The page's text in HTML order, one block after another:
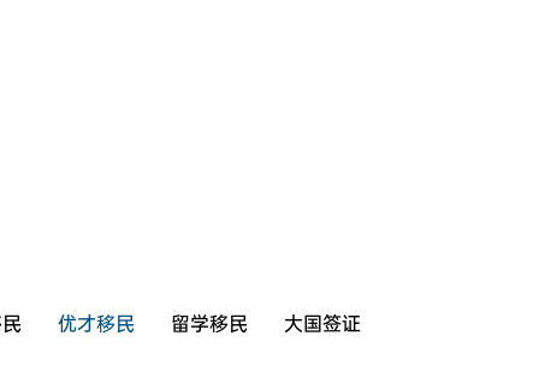
优才移民 留学移民 大国签证